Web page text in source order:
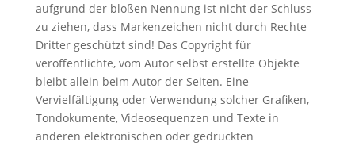
aufgrund der bloßen Nennung ist nicht der Schluss
zu ziehen, dass Markenzeichen nicht durch Rechte
Dritter geschützt sind! Das Copyright für
veröffentlichte, vom Autor selbst erstellte Objekte
bleibt allein beim Autor der Seiten. Eine
Vervielfältigung oder Verwendung solcher Grafiken,
Tondokumente, Videosequenzen und Texte in
anderen elektronischen oder gedruckten